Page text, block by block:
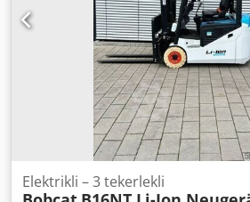
Elektrikli – 3 tekerlekli